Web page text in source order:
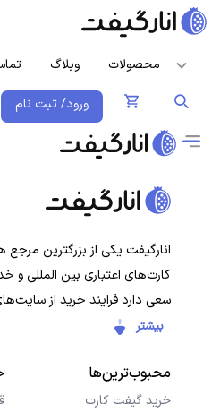
محصولات وبلاگ
ورود/ ثبت نام
انارگیفت یکی از بزرگترین
کارت‌های اعتباری بین المللی
سعی دارد فرایند خرید از
کاربران ایرانی ساده‌تر کند. هدف
کاربران با خیال راحت خرید کنند
کنند.
بیشتر
محبوب‌ترین‌ها
خرید گیفت کارت